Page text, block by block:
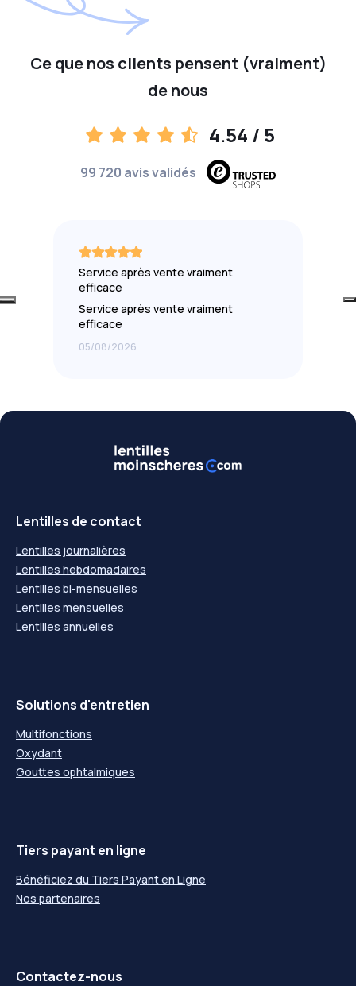
Ce que nos clients pensent (vraiment)
de nous
4.54 / 5
99 720 avis validés
Service après vente vraiment
efficace
Service après vente vraiment
efficace
05/08/2026
Lentilles de contact
Lentilles journalières
Lentilles hebdomadaires
Lentilles bi-mensuelles
Lentilles mensuelles
Lentilles annuelles
Solutions d'entretien
Multifonctions
Oxydant
Gouttes ophtalmiques
Tiers payant en ligne
Bénéficiez du Tiers Payant en Ligne
Nos partenaires
Contactez-nous